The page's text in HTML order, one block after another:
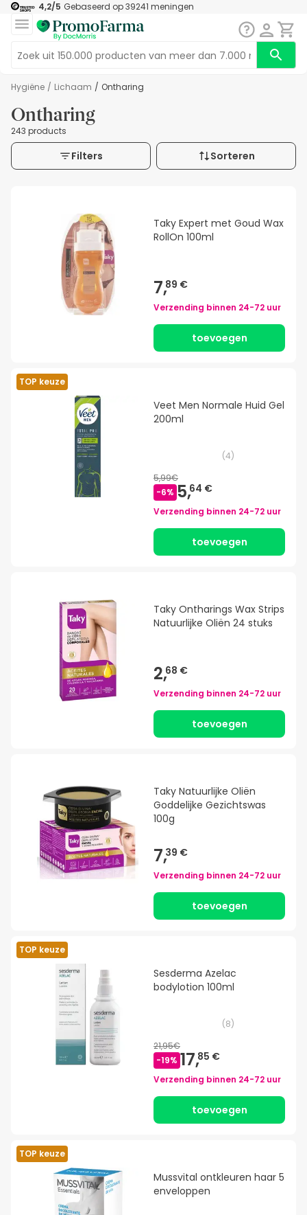
4,2/5 Gebaseerd op39241 meningen
Hygiëne / Lichaam / Ontharing
Ontharing
243 products
Filters Sorteren
Taky Expert met Goud Wax
RollOn 100ml
7,89 €
Verzending binnen 24-72 uur
toevoegen
TOP keuze
Veet Men Normale Huid Gel
200ml
(4)
5,99€
-6% 5,64 €
Verzending binnen 24-72 uur
toevoegen
Taky Ontharings Wax Strips
Natuurlijke Oliën 24 stuks
2,68 €
Verzending binnen 24-72 uur
toevoegen
Taky Natuurlijke Oliën
Goddelijke Gezichtswas
100g
7,39 €
Verzending binnen 24-72 uur
toevoegen
TOP keuze
Sesderma Azelac
bodylotion 100ml
(8)
21,95€
-19% 17,85 €
Verzending binnen 24-72 uur
toevoegen
TOP keuze
Mussvital ontkleuren haar 5
enveloppen